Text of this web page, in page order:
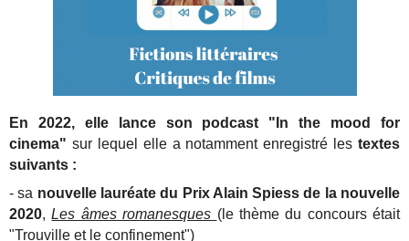
En 2022, elle lance son podcast "In the mood for
cinema" sur lequel elle a notamment enregistré les textes
suivants :
- sa nouvelle lauréate du Prix Alain Spiess de la nouvelle
2020,Les âmes romanesques (le thème du concours était
"Trouville et le confinement")